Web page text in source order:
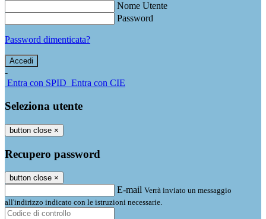
Nome Utente
Password
Password dimenticata?
-
Entra con SPID Entra con CIE
Seleziona utente
button close ×
Recupero password
button close ×
E-mail Verrà inviato un messaggio
all'indirizzo indicato con le istruzioni necessarie.